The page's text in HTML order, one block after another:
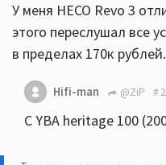
У меня HECO Revo 3
этого переслушал все
в пределах 170к рублей.
Hifi-man @ZiP
С YBA heritage 100